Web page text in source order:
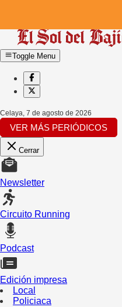
Toggle Menu
Celaya, 7 de agosto de 2026
VER MÁS PERIÓDICOS
Cerrar
Newsletter
Circuito Running
Podcast
Edición impresa
Local
Policiaca